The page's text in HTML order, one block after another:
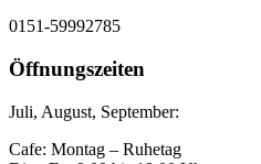
0151-59992785
Öffnungszeiten
Juli, August, September:
Cafe: Montag – Ruhetag